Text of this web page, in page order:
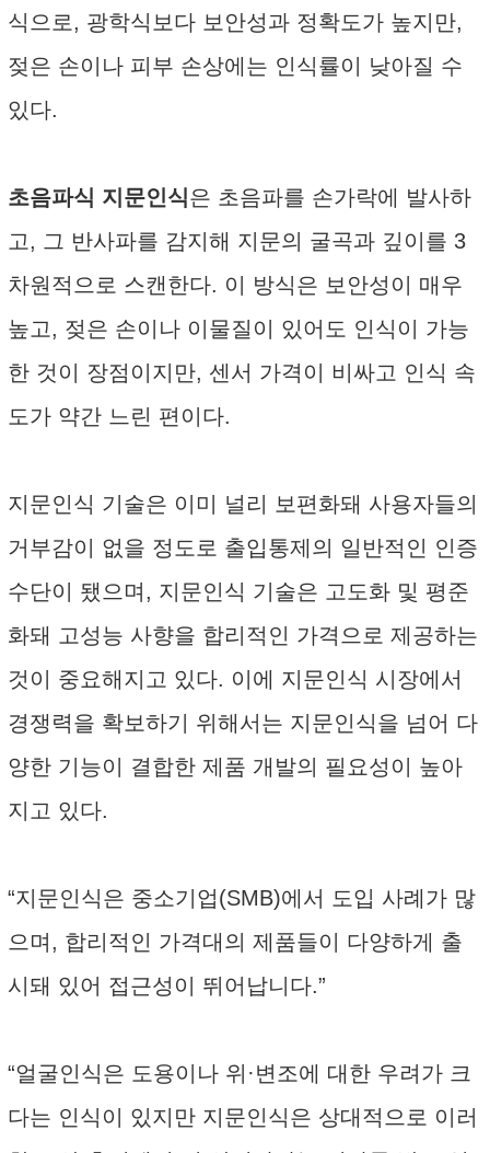
식으로, 광학식보다 보안성과 정확도가 높지만,
젖은 손이나 피부 손상에는 인식률이 낮아질 수
있다.
초음파식 지문인식은 초음파를 손가락에 발사하
고, 그 반사파를 감지해 지문의 굴곡과 깊이를 3
차원적으로 스캔한다. 이 방식은 보안성이 매우
높고, 젖은 손이나 이물질이 있어도 인식이 가능
한 것이 장점이지만, 센서 가격이 비싸고 인식 속
도가 약간 느린 편이다.
지문인식 기술은 이미 널리 보편화돼 사용자들의
거부감이 없을 정도로 출입통제의 일반적인 인증
수단이 됐으며, 지문인식 기술은 고도화 및 평준
화돼 고성능 사향을 합리적인 가격으로 제공하는
것이 중요해지고 있다. 이에 지문인식 시장에서
경쟁력을 확보하기 위해서는 지문인식을 넘어 다
양한 기능이 결합한 제품 개발의 필요성이 높아
지고 있다.
“지문인식은 중소기업(SMB)에서 도입 사례가 많
으며, 합리적인 가격대의 제품들이 다양하게 출
시돼 있어 접근성이 뛰어납니다.”
“얼굴인식은 도용이나 위·변조에 대한 우려가 크
다는 인식이 있지만 지문인식은 상대적으로 이러